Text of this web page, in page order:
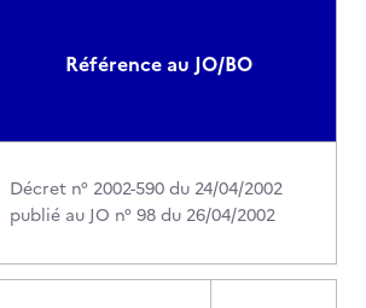
Référence au JO/BO
Décret n° 2002-590 du 24/04/2002
publié au JO n° 98 du 26/04/2002